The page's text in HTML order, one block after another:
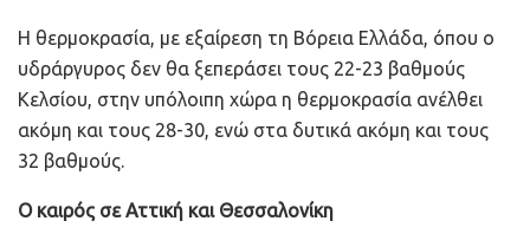
Η θερμοκρασία, με εξαίρεση τη Βόρεια Ελλάδα, όπου ο
υδράργυρος δεν θα ξεπεράσει τους 22-23 βαθμούς
Κελσίου, στην υπόλοιπη χώρα η θερμοκρασία ανέλθει
ακόμη και τους 28-30, ενώ στα δυτικά ακόμη και τους
32 βαθμούς.
Ο καιρός σε Αττική και Θεσσαλονίκη